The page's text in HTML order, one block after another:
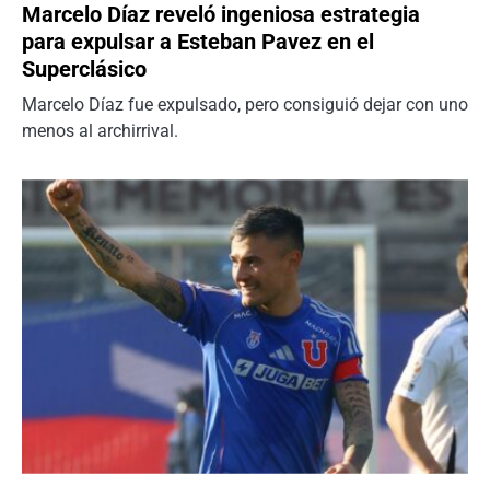
Marcelo Díaz reveló ingeniosa estrategia
para expulsar a Esteban Pavez en el
Superclásico
Marcelo Díaz fue expulsado, pero consiguió dejar con uno
menos al archirrival.